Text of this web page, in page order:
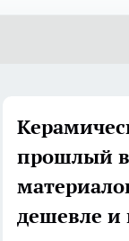
прошлый
дешевле и